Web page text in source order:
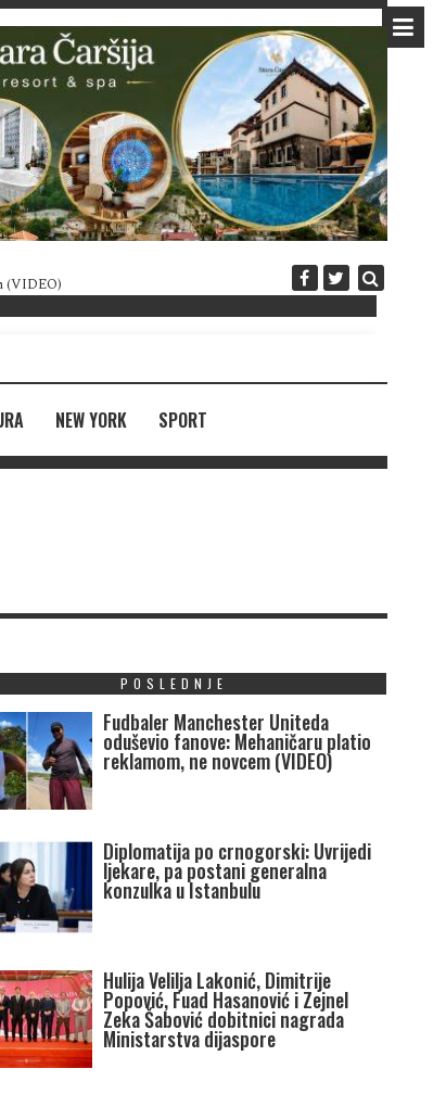
(VIDEO) Diplomatija po
NEW YORK SPORT
POSLEDNJE
Fudbaler Manchester Uniteda
oduševio fanove: Mehaničaru platio
reklamom, ne novcem (VIDEO)
Diplomatija po crnogorski: Uvrijedi
ljekare, pa postani generalna
konzulka u Istanbulu
Hulija Velilja Lakonić, Dimitrije
Popović, Fuad Hasanović i Zejnel
Zeka Šabović dobitnici nagrada
Ministarstva dijaspore